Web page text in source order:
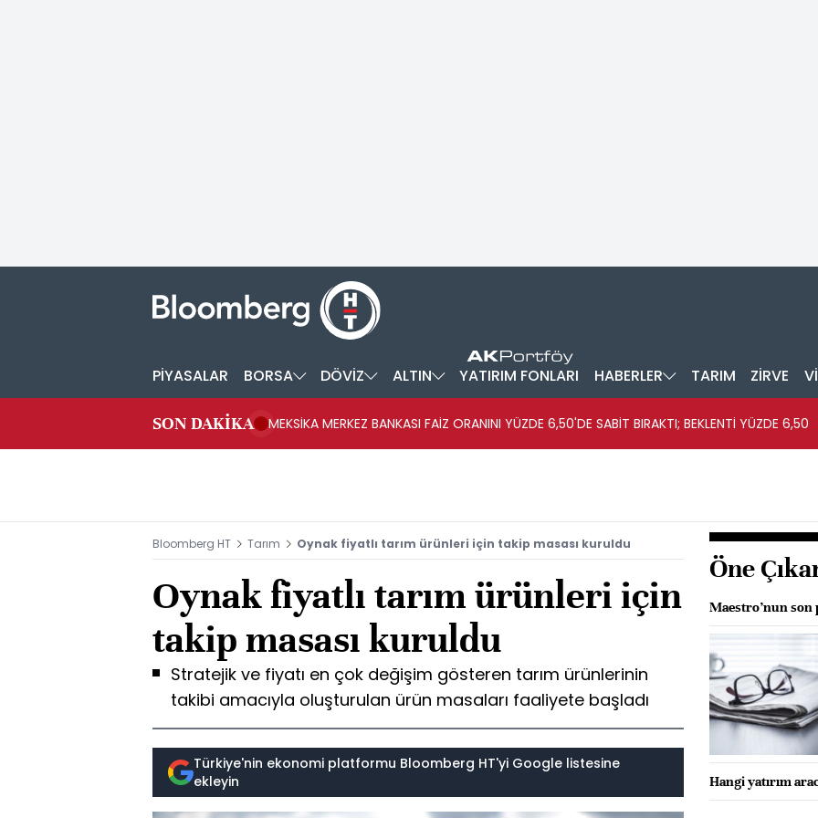
PİYASALAR BORSA DÖVİZ ALTIN YATIRIM FONLARI HABERLER TARIM ZİRVE
SON DAKİKA MEKSİKA MERKEZ BANKASI FAİZ ORANINI YÜZDE 6,50'DE SABİT BIRAKTI; BEKLENTİ YÜZDE 6,50
Bloomberg HT Tarım Oynak fiyatlı tarım ürünleri için takip masası kuruldu
Oynak fiyatlı tarım ürünleri için
takip masası kuruldu
Stratejik ve fiyatı en çok değişim gösteren tarım ürünlerinin
takibi amacıyla oluşturulan ürün masaları faaliyete başladı
Türkiye'nin ekonomi platformu Bloomberg HT'yi Google listesine
ekleyin
Öne
Maestro’nun son
Hangi yatırım